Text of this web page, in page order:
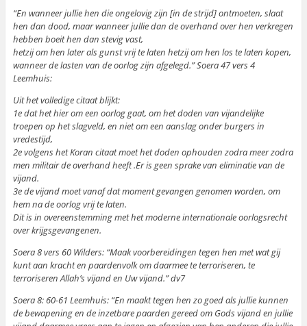
“En wanneer jullie hen die ongelovig zijn [in de strijd] ontmoeten, slaat
hen dan dood, maar wanneer jullie dan de overhand over hen verkregen
hebben boeit hen dan stevig vast,
hetzij om hen later als gunst vrij te laten hetzij om hen los te laten kopen,
wanneer de lasten van de oorlog zijn afgelegd.” Soera 47 vers 4
Leemhuis:
Uit het volledige citaat blijkt:
1e dat het hier om een oorlog gaat, om het doden van vijandelijke
troepen op het slagveld, en niet om een aanslag onder burgers in
vredestijd,
2e volgens het Koran citaat moet het doden ophouden zodra meer zodra
men militair de overhand heeft .Er is geen sprake van eliminatie van de
vijand.
3e de vijand moet vanaf dat moment gevangen genomen worden, om
hem na de oorlog vrij te laten.
Dit is in overeenstemming met het moderne internationale oorlogsrecht
over krijgsgevangenen.
Soera 8 vers 60 Wilders: “Maak voorbereidingen tegen hen met wat gij
kunt aan kracht en paardenvolk om daarmee te terroriseren, te
terroriseren Allah’s vijand en Uw vijand.” dv7
Soera 8: 60-61 Leemhuis: “En maakt tegen hen zo goed als jullie kunnen
de bewapening en de inzetbare paarden gereed om Gods vijand en jullie